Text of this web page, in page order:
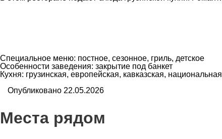
Специальное меню: постное, сезонное, гриль, детское
Особенности заведения: закрытие под банкет
Кухня: грузинская, европейская, кавказская, национальная
Опубликовано 22.05.2026
Места рядом